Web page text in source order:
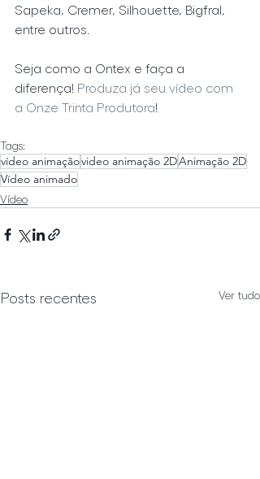
Sapeka, Cremer, Silhouette, Bigfral,
entre outros.
Seja como a Ontex e faça a
diferença! Produza já seu vídeo com
a Onze Trinta Produtora!
Tags:
vídeo animaçãovideo animação 2DAnimação 2D
Vídeo animado
Vídeo
Posts recentes Ver tudo